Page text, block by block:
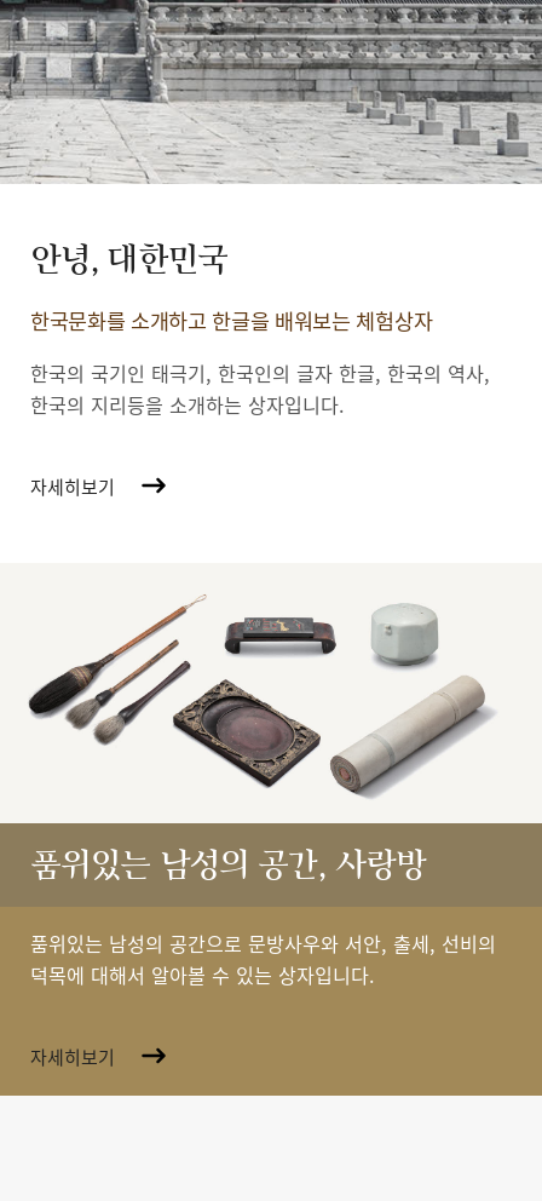
안녕, 대한민국
한국문화를 소개하고 한글을 배워보는 체험상자
한국의 국기인 태극기, 한국인의 글자 한글, 한국의 역사,
한국의 지리등을 소개하는 상자입니다.
자세히보기
품위있는 남성의 공간, 사랑방
품위있는 남성의 공간으로 문방사우와 서안, 출세, 선비의
덕목에 대해서 알아볼 수 있는 상자입니다.
자세히보기